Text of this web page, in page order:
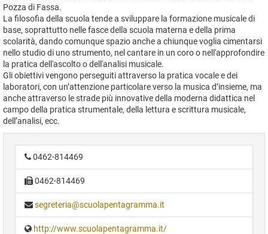
Pozza di Fassa.
La filosofia della scuola tende a sviluppare la formazione musicale di
base, soprattutto nelle fasce della scuola materna e della prima
scolarità, dando comunque spazio anche a chiunque voglia cimentarsi
nello studio di uno strumento, nel cantare in un coro o nell'approfondire
la pratica dell'ascolto o dell'analisi musicale.
Gli obiettivi vengono perseguiti attraverso la pratica vocale e dei
laboratori, con un’attenzione particolare verso la musica d’insieme, ma
anche attraverso le strade più innovative della moderna didattica nel
campo della pratica strumentale, della lettura e scrittura musicale,
dell’analisi, ecc.
0462-814469
0462-814469
segreteria@scuolapentagramma.it
http://www.scuolapentagramma.it/